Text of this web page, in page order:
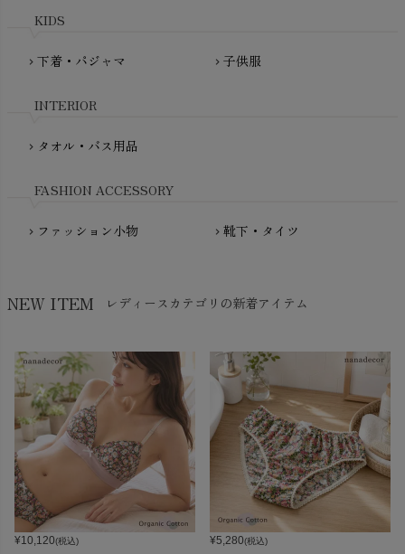
PRISTINE（プリスティン）
fromF（フロムエフ）
mini rodini（ミニロディーニ）
My Little Cozmo（マイリトルコズモ）
NewNative（ニューネイティブ）
KIDS
chevron_right 下着・パジャマ chevron_right 子供服
INTERIOR
chevron_right タオル・バス用品
FASHION ACCESSORY
chevron_right ファッション小物 chevron_right 靴下・タイツ
NEW ITEM レディースカテゴリの新着アイテム
¥10,120(税込) ¥5,280(税込)